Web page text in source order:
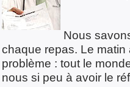
Nous
chaque repas. Le matin
problème : tout le
nous si peu à avoir le